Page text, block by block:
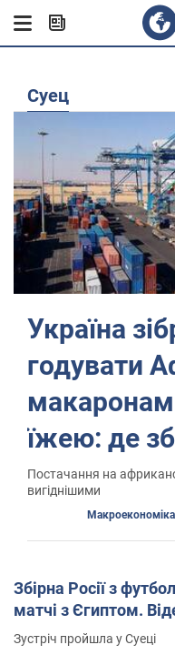
Суец
Україна
годувати
їжею: де
Постачання на
вигіднішими
Mакроекономіка
Збірна Росії з
матчі з Єгиптом.
Зустріч пройшла у Суеці